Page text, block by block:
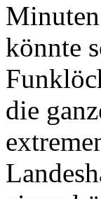
könnte
die